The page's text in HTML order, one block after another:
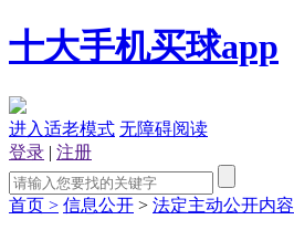
十大手机买球app
进入适老模式 无障碍阅读
登录 | 注册
首页 > 信息公开 > 法定主动公开内容